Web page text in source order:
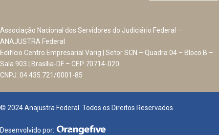
Associação Nacional dos Servidores do Judiciário Federal –
ANAJUSTRA Federal
Edifício Centro Empresarial Varig | Setor SCN – Quadra 04 – Bloco B –
Sala 903 | Brasília-DF – CEP 70714-020
CNPJ: 04.435.721/0001-85
© 2024 Anajustra Federal. Todos os Direitos Reservados.
Desenvolvido por: